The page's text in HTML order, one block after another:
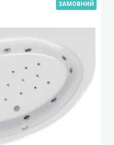
ЗАМОВНИЙ